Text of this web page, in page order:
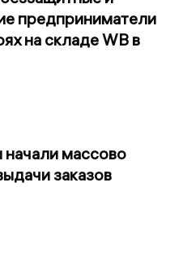
предприниматели
на складе WB в
массово
заказов